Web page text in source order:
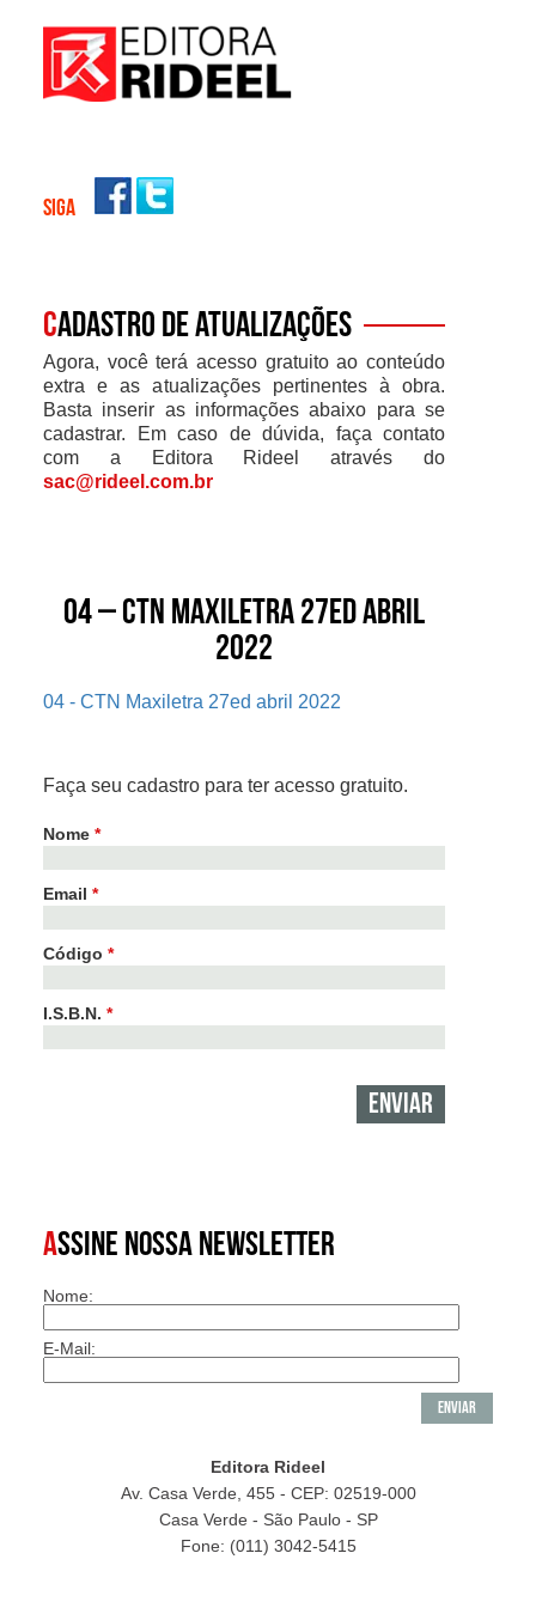
SIGA
Cadastro de atualizações
Agora, você terá acesso gratuito ao conteúdo
extra e as atualizações pertinentes à obra.
Basta inserir as informações abaixo para se
cadastrar. Em caso de dúvida, faça contato
com a Editora Rideel através do
sac@rideel.com.br
04 – CTN Maxiletra 27ed abril
2022
04 - CTN Maxiletra 27ed abril 2022
Faça seu cadastro para ter acesso gratuito.
Nome *
Email *
Código *
I.S.B.N. *
ASSINE NOSSA NEWSLETTER
Nome:
E-Mail:
Editora Rideel
Av. Casa Verde, 455 - CEP: 02519-000
Casa Verde - São Paulo - SP
Fone: (011) 3042-5415